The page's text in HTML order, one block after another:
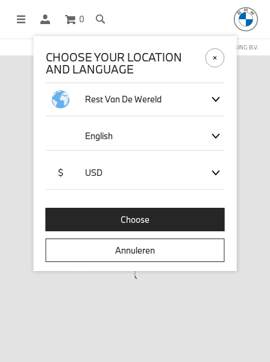
0
DEZE WEBSHOP WORDT BEHEERD DOOR STICHD SPORTMERCHANDISING B.V.
CHOOSE YOUR LOCATION
AND LANGUAGE
Rest Van De Wereld
English
$ USD
Choose
Annuleren